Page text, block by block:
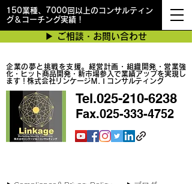
150業種、7000回以上のコンサルティン
グ＆コーチング実績！
企業の夢と挑戦を支援。経営計画・組織開発・営業強
化・ヒット商品開発・新市場参入で業績アップを実現し
ます！株式会社リンケージＭ.Ｉコンサルティング
▶︎ ご相談・お問い合わせ
Tel.025-210-6238
Fax.025-333-4752